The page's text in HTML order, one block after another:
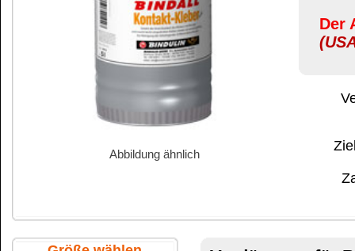
Abbildung ähnlich
|
Zahlungs-
Größe wählen Verdünnung für BINDALL
Erhöht die Streichbarkeit des Klebers